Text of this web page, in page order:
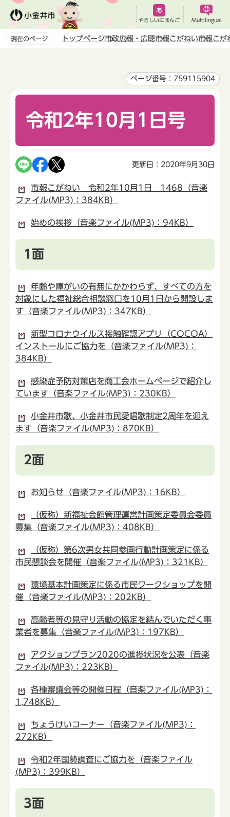
ペ
やさしいにほんご Multilingual
現在のページ トップページ市政広報・広聴市報こがねい市報こが
ページ番号：759115904
令和2年10月1日号
更新日：2020年9月30日
市報こがねい 令和2年10月1日 1468（音楽
ファイル(MP3)：384KB）
始めの挨拶（音楽ファイル(MP3)：94KB）
1面
年齢や障がいの有無にかかわらず、すべての方を
対象にした福祉総合相談窓口を10月1日から開設しま
す（音楽ファイル(MP3)：347KB）
新型コロナウイルス接触確認アプリ（COCOA）
インストールにご協力を（音楽ファイル(MP3)：
384KB）
感染症予防対策店を商工会ホームページで紹介し
ています（音楽ファイル(MP3)：230KB）
小金井市歌、小金井市民愛唱歌制定2周年を迎え
ます（音楽ファイル(MP3)：870KB）
2面
お知らせ（音楽ファイル(MP3)：16KB）
（仮称）新福祉会館管理運営計画策定委員会委員
募集（音楽ファイル(MP3)：408KB）
（仮称）第6次男女共同参画行動計画策定に係る
市民懇談会を開催（音楽ファイル(MP3)：321KB）
環境基本計画策定に係る市民ワークショップを開
催（音楽ファイル(MP3)：202KB）
高齢者等の見守り活動の協定を結んでいただく事
業者を募集（音楽ファイル(MP3)：197KB）
アクションプラン2020の進捗状況を公表（音楽
ファイル(MP3)：223KB）
各種審議会等の開催日程（音楽ファイル(MP3)：
1,748KB）
ちょうけいコーナー（音楽ファイル(MP3)：
272KB）
令和2年国勢調査にご協力を（音楽ファイル
(MP3)：399KB）
3面